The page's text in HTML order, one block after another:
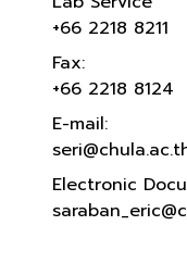
+66 2218 8211
Fax:
+66 2218 8124
E-mail:
Electronic